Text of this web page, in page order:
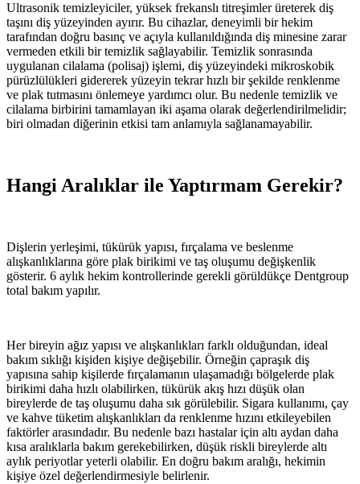
Ultrasonik temizleyiciler, yüksek frekanslı titreşimler üreterek diş
taşını diş yüzeyinden ayırır. Bu cihazlar, deneyimli bir hekim
tarafından doğru basınç ve açıyla kullanıldığında diş minesine zarar
vermeden etkili bir temizlik sağlayabilir. Temizlik sonrasında
uygulanan cilalama (polisaj) işlemi, diş yüzeyindeki mikroskobik
pürüzlülükleri gidererek yüzeyin tekrar hızlı bir şekilde renklenme
ve plak tutmasını önlemeye yardımcı olur. Bu nedenle temizlik ve
cilalama birbirini tamamlayan iki aşama olarak değerlendirilmelidir;
biri olmadan diğerinin etkisi tam anlamıyla sağlanamayabilir.
Hangi Aralıklar ile Yaptırmam Gerekir?
Dişlerin yerleşimi, tükürük yapısı, fırçalama ve beslenme
alışkanlıklarına göre plak birikimi ve taş oluşumu değişkenlik
gösterir. 6 aylık hekim kontrollerinde gerekli görüldükçe Dentgroup
total bakım yapılır.
Her bireyin ağız yapısı ve alışkanlıkları farklı olduğundan, ideal
bakım sıklığı kişiden kişiye değişebilir. Örneğin çapraşık diş
yapısına sahip kişilerde fırçalamanın ulaşamadığı bölgelerde plak
birikimi daha hızlı olabilirken, tükürük akış hızı düşük olan
bireylerde de taş oluşumu daha sık görülebilir. Sigara kullanımı, çay
ve kahve tüketim alışkanlıkları da renklenme hızını etkileyebilen
faktörler arasındadır. Bu nedenle bazı hastalar için altı aydan daha
kısa aralıklarla bakım gerekebilirken, düşük riskli bireylerde altı
aylık periyotlar yeterli olabilir. En doğru bakım aralığı, hekimin
kişiye özel değerlendirmesiyle belirlenir.